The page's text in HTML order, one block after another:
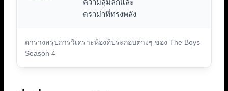
ตารางสรุปการวิเคราะห์องค์ประกอบต่างๆ ของ The Boys
Season 4
ความลุ่มลึกและ
ดราม่าที่ทรงพลัง